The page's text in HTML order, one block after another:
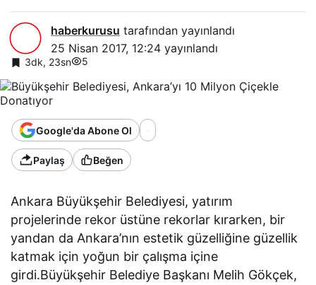
haberkurusu tarafından yayınlandı
25 Nisan 2017, 12:24 yayınlandı
3dk, 23sn 5
Google'da Abone Ol
Paylaş Beğen
Ankara Büyükşehir Belediyesi, yatırım
projelerinde rekor üstüne rekorlar kırarken, bir
yandan da Ankara’nın estetik güzelliğine güzellik
katmak için yoğun bir çalışma içine
girdi.Büyükşehir Belediye Başkanı Melih Gökçek,